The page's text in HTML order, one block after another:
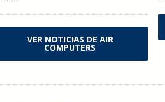
VER NOTICIAS DE AIR
COMPUTERS